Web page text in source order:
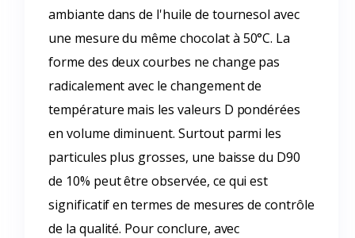
ambiante dans de l'huile de tournesol avec
une mesure du même chocolat à 50°C. La
forme des deux courbes ne change pas
radicalement avec le changement de
température mais les valeurs D pondérées
en volume diminuent. Surtout parmi les
particules plus grosses, une baisse du D90
de 10% peut être observée, ce qui est
significatif en termes de mesures de contrôle
de la qualité. Pour conclure, avec